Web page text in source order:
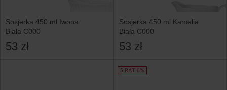
Sosjerka 450 ml Iwona
Biała C000
53 zł
Sosjerka 450 ml Kamelia
Biała C000
53 zł
5 RAT 0%